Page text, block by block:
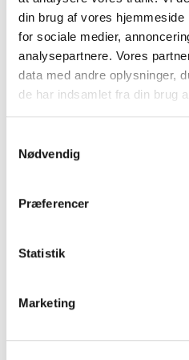
din brug af vores
for sociale medier,
analysepartnere. Vores
data med andre oplysninger,
de har indsamlet fra din brug
Nødvendig
Præferencer
Statistik
Marketing
Et mestervækr af